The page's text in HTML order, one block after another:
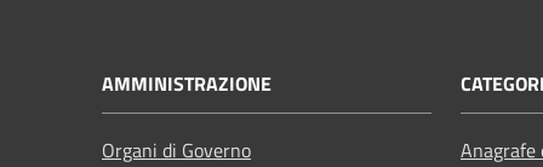
AMMINISTRAZIONE
Organi di Governo